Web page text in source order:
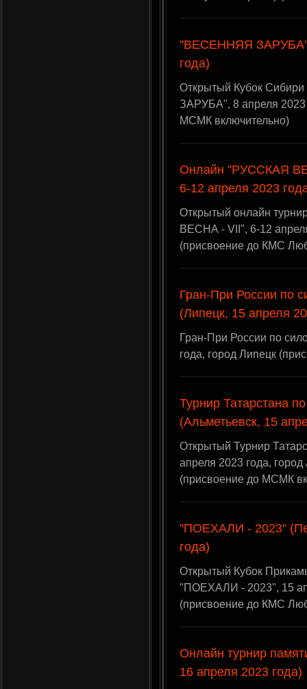
"ВЕСЕННЯЯ ЗАРУБА"
года)
Открытый Кубок
ЗАРУБА", 8 апреля 2023
МСМК включительно)
Онлайн "РУССКАЯ
6-12 апреля 2023
Открытый онлайн
ВЕСНА - VII", 6-12
(присвоение до КМС
Гран-При России по
(Липецк, 15 апреля
Гран-При России по
года, город Липецк
Турнир Татарстана
(Альметьевск, 15
Открытый Турнир
апреля 2023 года,
(присвоение до МСМК
"ПОЕХАЛИ - 2023"
года)
Открытый Кубок
"ПОЕХАЛИ - 2023", 15
(присвоение до КМС
Онлайн турнир
16 апреля 2023 года)